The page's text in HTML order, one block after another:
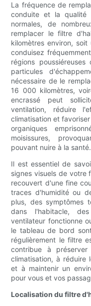
La fréquence de
conduite et la qualité
normales, de
remplacer le filtre
kilomètres environ,
conduisez
régions
particules
nécessaire de le
16 000 kilomètres,
encrassé peut
ventilation, réduire
climatisation et
organiques
moisissures,
pouvant nuire à la santé.
Il est essentiel de
signes visuels de votre
recouvert d'une fine
traces d'humidité ou
plus, des symptômes
dans l'habitacle,
ventilateur fonctionne
le tableau de bord
régulièrement le filtre
contribue à
climatisation, à réduire
et à maintenir un
pour vous et vos
Localisation du filtre